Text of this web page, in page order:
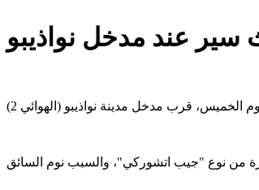
عند مدخل نواذيبو